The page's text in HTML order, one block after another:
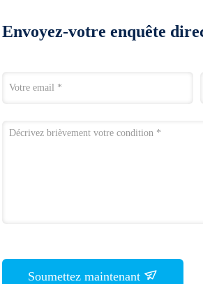
Envoyez-votre enquête
Soumettez maintenant